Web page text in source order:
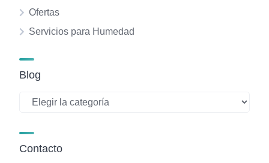
Ofertas
Servicios para Humedad
Blog
Blog
Contacto